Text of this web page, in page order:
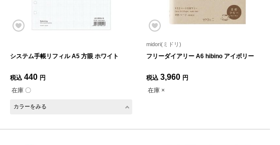
システム手帳リフィル A5 方眼 ホワイト
税込 440 円
在庫 〇
カラーをみる
midori(ミドリ)
フリーダイアリー A6 hibino アイボリー
税込 3,960 円
在庫 ×